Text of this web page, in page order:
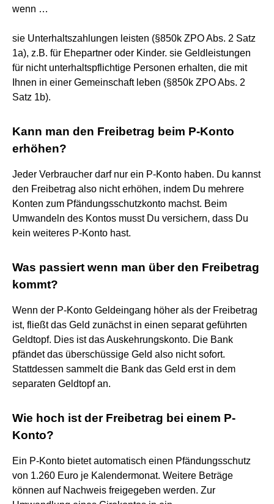
wenn …
sie Unterhaltszahlungen leisten (§850k ZPO Abs. 2 Satz
1a), z.B. für Ehepartner oder Kinder. sie Geldleistungen
für nicht unterhaltspflichtige Personen erhalten, die mit
Ihnen in einer Gemeinschaft leben (§850k ZPO Abs. 2
Satz 1b).
Kann man den Freibetrag beim P-Konto
erhöhen?
Jeder Verbraucher darf nur ein P-Konto haben. Du kannst
den Freibetrag also nicht erhöhen, indem Du mehrere
Konten zum Pfändungsschutzkonto machst. Beim
Umwandeln des Kontos musst Du versichern, dass Du
kein weiteres P-Konto hast.
Was passiert wenn man über den Freibetrag
kommt?
Wenn der P-Konto Geldeingang höher als der Freibetrag
ist, fließt das Geld zunächst in einen separat geführten
Geldtopf. Dies ist das Auskehrungskonto. Die Bank
pfändet das überschüssige Geld also nicht sofort.
Stattdessen sammelt die Bank das Geld erst in dem
separaten Geldtopf an.
Wie hoch ist der Freibetrag bei einem P-
Konto?
Ein P-Konto bietet automatisch einen Pfändungsschutz
von 1.260 Euro je Kalendermonat. Weitere Beträge
können auf Nachweis freigegeben werden. Zur